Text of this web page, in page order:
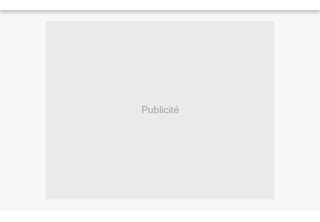
Publicité